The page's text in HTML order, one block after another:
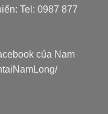
Tel: 0987 877
của Nam